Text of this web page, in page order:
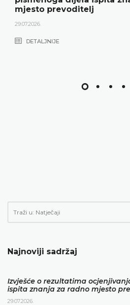
mjesto prevoditelj
29.07.2026.
DETALJNIJE
Najnoviji sadržaj
Izvješće o rezultatima
ispita znanja za radno mjesto
29.07.2026.